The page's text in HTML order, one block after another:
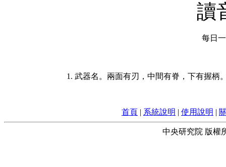
讀
每日
1. 武器名。兩面有刃，中間有脊，下有握
首頁 | 系統說明 | 使用說明 |
中央研究院 版權